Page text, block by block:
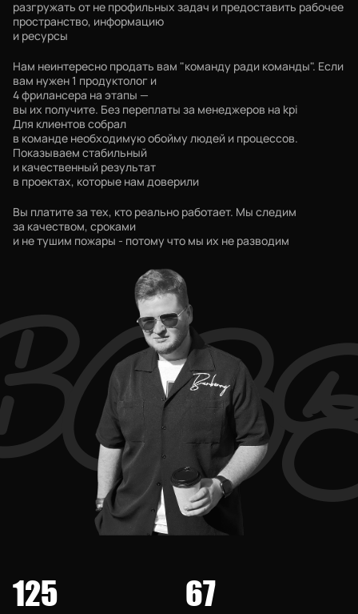
os
разгружать от не профильных задач и предоставить рабочее
пространство, информацию
и ресурсы
Нам неинтересно продать вам "команду ради команды". Если
вам нужен 1 продуктолог и
4 фрилансера на этапы —
вы их получите. Без переплаты за менеджеров на kpi
Для клиентов собрал
в команде необходимую обойму людей и процессов.
Показываем стабильный
и качественный результат
в проектах, которые нам доверили
Вы платите за тех, кто реально работает. Мы следим
за качеством, сроками
и не тушим пожары - потому что мы их не разводим
125 67